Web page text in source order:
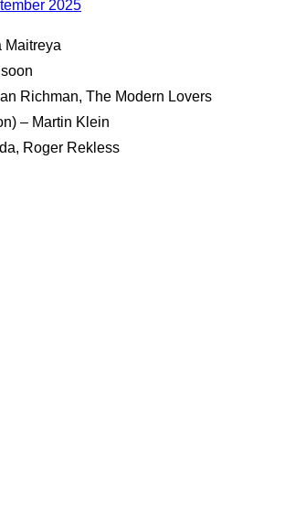
2025
Maitreya
Richman, The Modern Lovers
– Martin Klein
Roger Rekless